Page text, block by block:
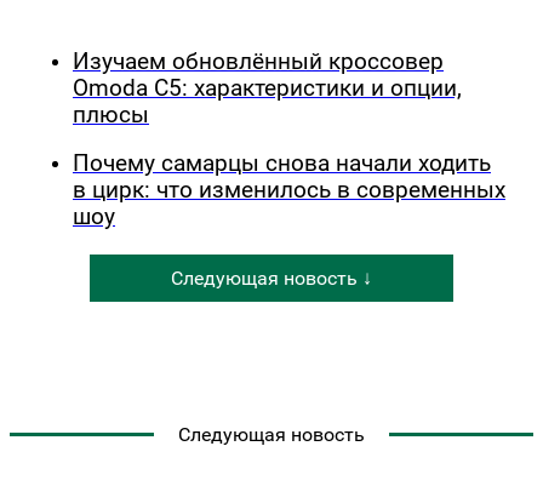
Изучаем обновлённый кроссовер
Omoda C5: характеристики и опции,
плюсы
Почему самарцы снова начали ходить
в цирк: что изменилось в современных
шоу
Следующая новость ↓
Следующая новость